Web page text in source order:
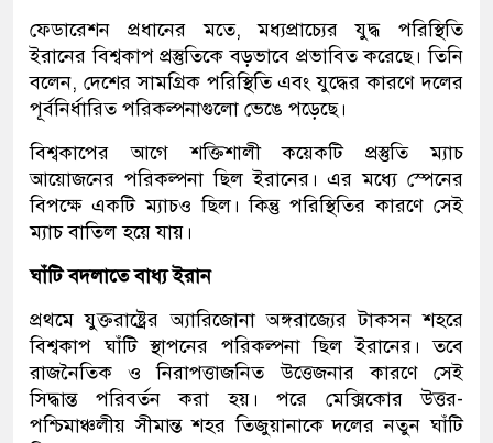
ফেডারেশন প্রধানের মতে, মধ্যপ্রাচ্যের যুদ্ধ পরিস্থিতি
ইরানের বিশ্বকাপ প্রস্তুতিকে বড়ভাবে প্রভাবিত করেছে। তিনি
বলেন, দেশের সামগ্রিক পরিস্থিতি এবং যুদ্ধের কারণে দলের
পূর্বনির্ধারিত পরিকল্পনাগুলো ভেঙে পড়েছে।
বিশ্বকাপের আগে শক্তিশালী কয়েকটি প্রস্তুতি ম্যাচ
আয়োজনের পরিকল্পনা ছিল ইরানের। এর মধ্যে স্পেনের
বিপক্ষে একটি ম্যাচও ছিল। কিন্তু পরিস্থিতির কারণে সেই
ম্যাচ বাতিল হয়ে যায়।
ঘাঁটি বদলাতে বাধ্য ইরান
প্রথমে যুক্তরাষ্ট্রের অ্যারিজোনা অঙ্গরাজ্যের টাকসন শহরে
বিশ্বকাপ ঘাঁটি স্থাপনের পরিকল্পনা ছিল ইরানের। তবে
রাজনৈতিক ও নিরাপত্তাজনিত উত্তেজনার কারণে সেই
সিদ্ধান্ত পরিবর্তন করা হয়। পরে মেক্সিকোর উত্তর-
পশ্চিমাঞ্চলীয় সীমান্ত শহর তিজুয়ানাকে দলের নতুন ঘাঁটি